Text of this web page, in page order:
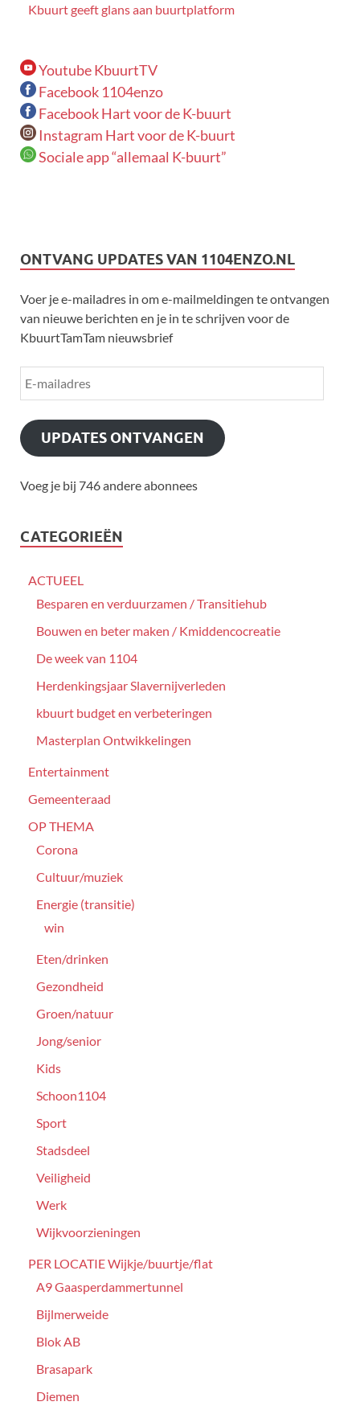
Kbuurt geeft glans aan buurtplatform
Youtube KbuurtTV
Facebook 1104enzo
Facebook Hart voor de K-buurt
Instagram Hart voor de K-buurt
Sociale app “allemaal K-buurt”
ONTVANG UPDATES VAN 1104ENZO.NL
Voer je e-mailadres in om e-mailmeldingen te ontvangen
van nieuwe berichten en je in te schrijven voor de
KbuurtTamTam nieuwsbrief
UPDATES ONTVANGEN
Voeg je bij 746 andere abonnees
CATEGORIEËN
ACTUEEL
Besparen en verduurzamen / Transitiehub
Bouwen en beter maken / Kmiddencocreatie
De week van 1104
Herdenkingsjaar Slavernijverleden
kbuurt budget en verbeteringen
Masterplan Ontwikkelingen
Entertainment
Gemeenteraad
OP THEMA
Corona
Cultuur/muziek
Energie (transitie)
win
Eten/drinken
Gezondheid
Groen/natuur
Jong/senior
Kids
Schoon1104
Sport
Stadsdeel
Veiligheid
Werk
Wijkvoorzieningen
PER LOCATIE Wijkje/buurtje/flat
A9 Gaasperdammertunnel
Bijlmerweide
Blok AB
Brasapark
Diemen